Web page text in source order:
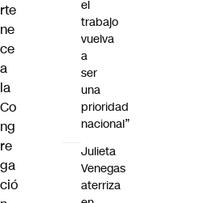
rte
ne
ce
a
la
Co
ng
re
ga
ció
el
trabajo
vuelva
a
ser
una
prioridad
nacional”
Julieta
Venegas
aterriza